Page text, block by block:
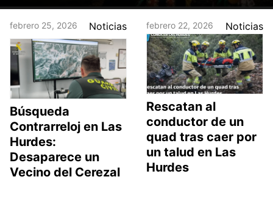
febrero 25, 2026 Noticias
Búsqueda
Contrarreloj en Las
Hurdes:
Desaparece un
Vecino del Cerezal
febrero 22, 2026 Noticias
Rescatan al
conductor de un
quad tras caer por
un talud en Las
Hurdes